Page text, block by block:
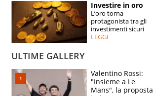
ESPERTI
CONTATTI
Investire in oro
L’oro torna
protagonista tra gli
investimenti sicuri
LEGGI
ULTIME GALLERY
Valentino Rossi:
"Insieme a Le
Mans", la proposta